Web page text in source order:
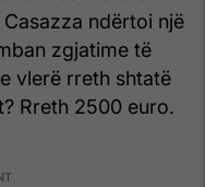
ndërtoi një
zgjatime të
vlerë rreth shtatë
Rreth 2500 euro.